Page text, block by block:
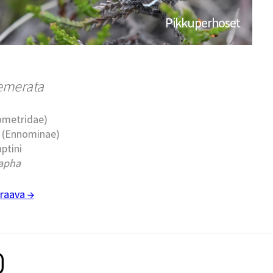
Pikkuperhoset
→